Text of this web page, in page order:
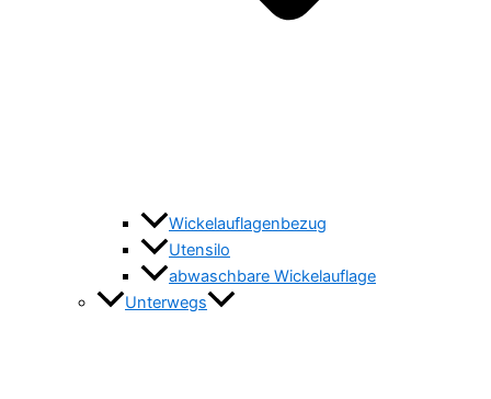
Wickelauflagenbezug
Utensilo
abwaschbare Wickelauflage
Unterwegs